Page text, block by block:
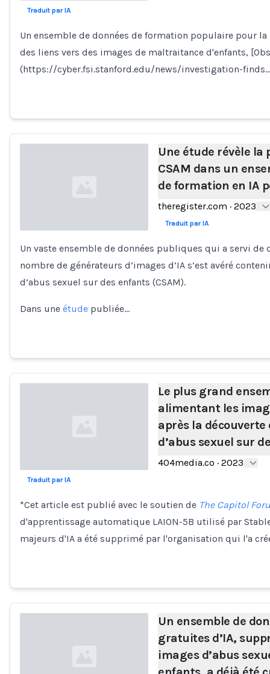
Traduit par IA
Un ensemble de données de formation populaire pour
des liens vers des images de maltraitance d'enfants,
(https://cyber.fsi.stanford.edu/news/investigation-finds…
Une étude révèle la
CSAM dans un
de formation en IA
theregister.com · 2023
Traduit par IA
Un vaste ensemble de données publiques qui a servi
nombre de générateurs d’images d’IA s’est avéré
d’abus sexuel sur des enfants (CSAM).
Dans une étude publiée…
Le plus grand
alimentant les
après la
d’abus sexuel sur
404media.co · 2023
Traduit par IA
*Cet article est publié avec le soutien de The Capitol
d'apprentissage automatique LAION-5B utilisé par
majeurs d'IA a été supprimé par l'organisation qui l'a
Un ensemble de
gratuites d’IA,
images d’abus